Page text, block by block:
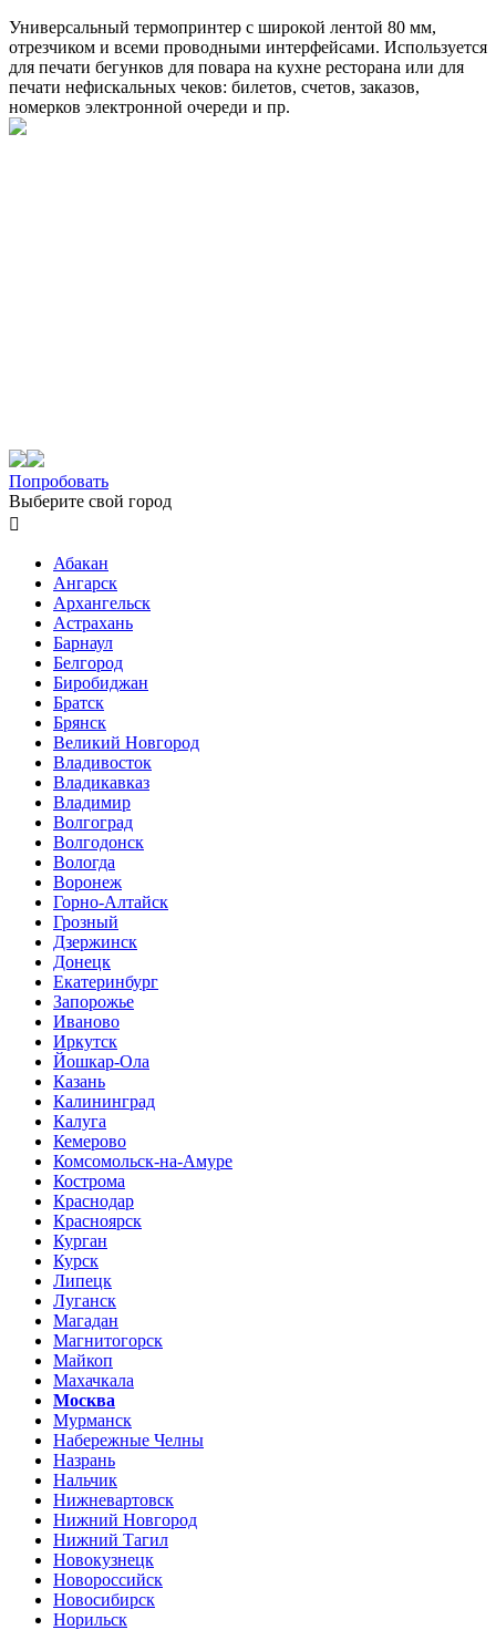
Универсальный термопринтер с широкой лентой 80 мм,
отрезчиком и всеми проводными интерфейсами. Используется
для печати бегунков для повара на кухне ресторана или для
печати нефискальных чеков: билетов, счетов, заказов,
номерков электронной очереди и пр.
Попробовать
Выберите свой город

Абакан
Ангарск
Архангельск
Астрахань
Барнаул
Белгород
Биробиджан
Братск
Брянск
Великий Новгород
Владивосток
Владикавказ
Владимир
Волгоград
Волгодонск
Вологда
Воронеж
Горно-Алтайск
Грозный
Дзержинск
Донецк
Екатеринбург
Запорожье
Иваново
Иркутск
Йошкар-Ола
Казань
Калининград
Калуга
Кемерово
Комсомольск-на-Амуре
Кострома
Краснодар
Красноярск
Курган
Курск
Липецк
Луганск
Магадан
Магнитогорск
Майкоп
Махачкала
Москва
Мурманск
Набережные Челны
Назрань
Нальчик
Нижневартовск
Нижний Новгород
Нижний Тагил
Новокузнецк
Новороссийск
Новосибирск
Норильск